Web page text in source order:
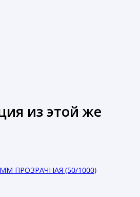
из этой же
ПРОЗРАЧНАЯ (50/1000)